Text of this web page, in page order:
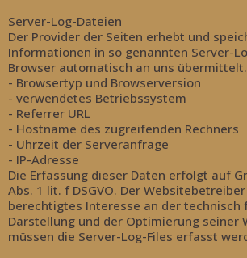
Server-Log-Dateien
Der Provider der Seiten erhebt und
Informationen in so genannten Server-
Browser automatisch an uns
- Browsertyp und Browserversion
- verwendetes Betriebssystem
- Referrer URL
- Hostname des zugreifenden Rechners
- Uhrzeit der Serveranfrage
- IP-Adresse
Die Erfassung dieser Daten erfolgt auf
Abs. 1 lit. f DSGVO. Der
berechtigtes Interesse an der technisch
Darstellung und der Optimierung seiner
müssen die Server-Log-Files erfasst